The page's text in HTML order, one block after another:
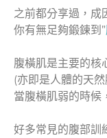
之前都分享過，成
你有無足夠鍛鍊到”
腹橫肌是主要的核
(亦即是人體的天然
當腹橫肌弱的時候
好多常見的腹部訓